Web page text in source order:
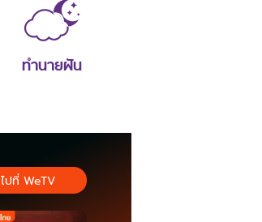
ทำนายฝัน
ไปที่ WeTV